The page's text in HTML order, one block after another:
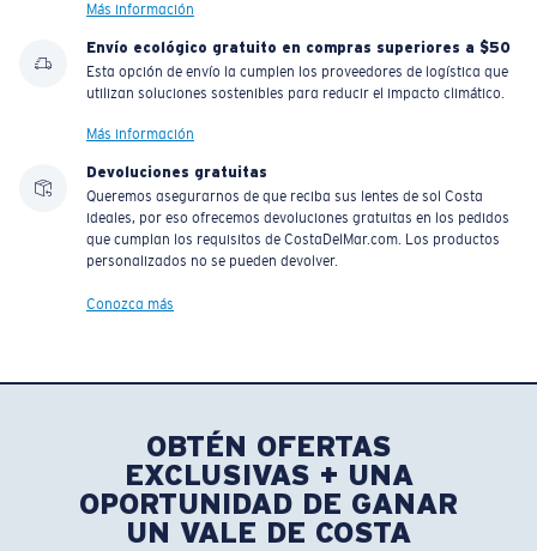
Más información
Envío ecológico gratuito en compras superiores a $50
Esta opción de envío la cumplen los proveedores de logística que
utilizan soluciones sostenibles para reducir el impacto climático.
Más información
Devoluciones gratuitas
Queremos asegurarnos de que reciba sus lentes de sol Costa
ideales, por eso ofrecemos devoluciones gratuitas en los pedidos
que cumplan los requisitos de CostaDelMar.com. Los productos
personalizados no se pueden devolver.
Conozca más
OBTÉN OFERTAS
EXCLUSIVAS + UNA
OPORTUNIDAD DE GANAR
UN VALE DE COSTA